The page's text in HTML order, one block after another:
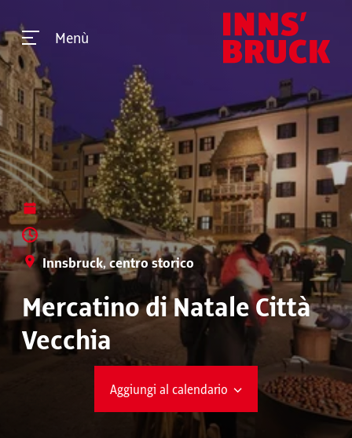
Menù
Innsbruck, centro storico
Mercatino di Natale Città
Vecchia
Aggiungi al calendario